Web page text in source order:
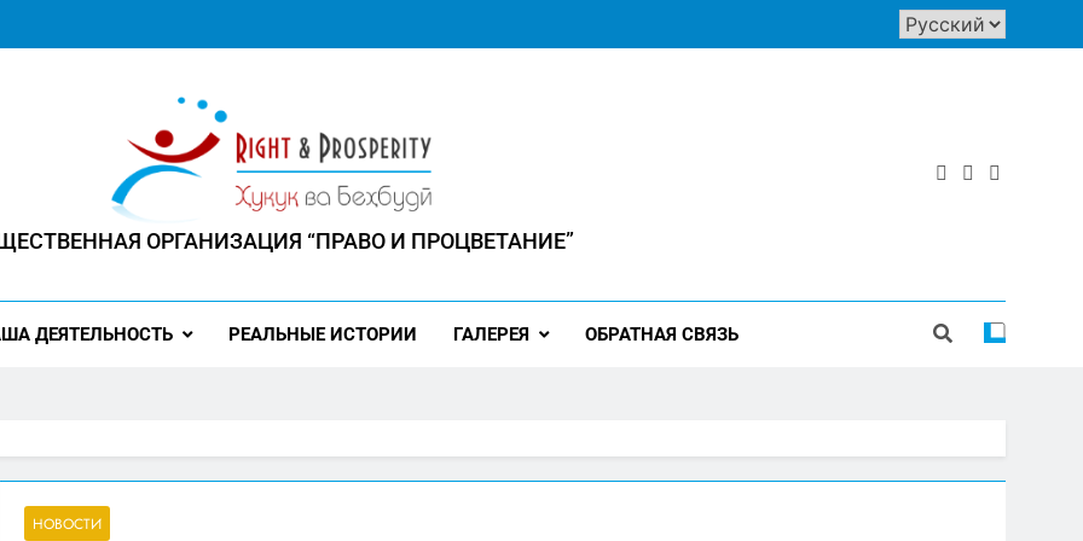
ОРГАНИЗАЦИЯ “ПРАВО И ПРОЦВЕТАНИЕ”
ДЕЯТЕЛЬНОСТЬ РЕАЛЬНЫЕ ИСТОРИИ ГАЛЕРЕЯ ОБРАТНАЯ СВЯЗЬ
НОВОСТИ